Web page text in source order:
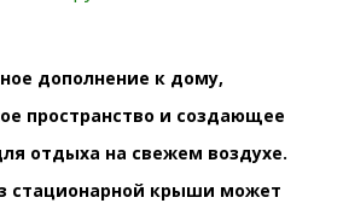
дополнение к дому,
пространство и создающее
отдыха на свежем воздухе.
стационарной крыши может